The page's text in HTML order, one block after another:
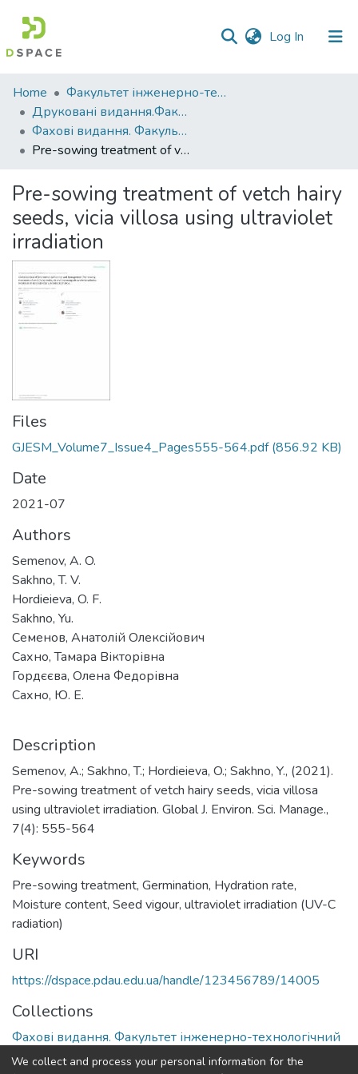
Log In (current)
Communities
&
Collections
Statistics
Home
Факультет інженерно-технологічний
Друковані видання.Факультет інженерно-технологічний
Фахові видання. Факультет інженерно-технологічний
Pre-sowing treatment of vetch hairy seeds, viсia villosa using ultraviolet irradiation
Pre-sowing treatment of vetch hairy
seeds, viсia villosa using ultraviolet
irradiation
Files
GJESM_Volume7_Issue4_Pages555-564.pdf(856.92 KB)
Date
2021-07
Authors
Semenov, A. O.
Sakhno, T. V.
Hordieieva, O. F.
Sakhno, Yu.
Семенов, Анатолій Олексійович
Сахно, Тамара Вікторівна
Гордєєва, Олена Федорівна
Сахно, Ю. Е.
Description
Semenov, A.; Sakhno, T.; Hordieieva, O.; Sakhno, Y., (2021).
Pre-sowing treatment of vetch hairy seeds, viсia villosa
using ultraviolet irradiation. Global J. Environ. Sci. Manage.,
7(4): 555-564
Keywords
Pre-sowing treatment, Germination, Hydration rate,
Moisture content, Seed vigour, ultraviolet irradiation (UV-C
radiation)
URI
https://dspace.pdau.edu.ua/handle/123456789/14005
Collections
Фахові видання. Факультет інженерно-технологічний
We collect and process your personal information for the